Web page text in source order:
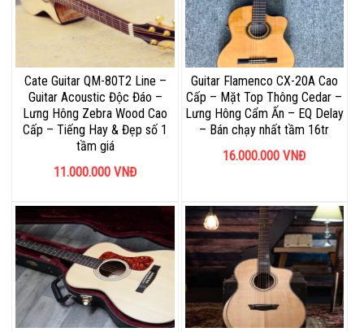
Cate Guitar QM-80T2 Line –
Guitar Acoustic Độc Đáo –
Lưng Hông Zebra Wood Cao
Cấp – Tiếng Hay & Đẹp số 1
tầm giá
11.000.000 VNĐ
Guitar Flamenco CX-20A Cao
Cấp – Mặt Top Thông Cedar –
Lưng Hông Cẩm Ấn – EQ Delay
– Bán chạy nhất tầm 16tr
16.000.000 VNĐ